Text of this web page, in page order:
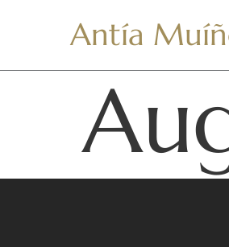
Antía